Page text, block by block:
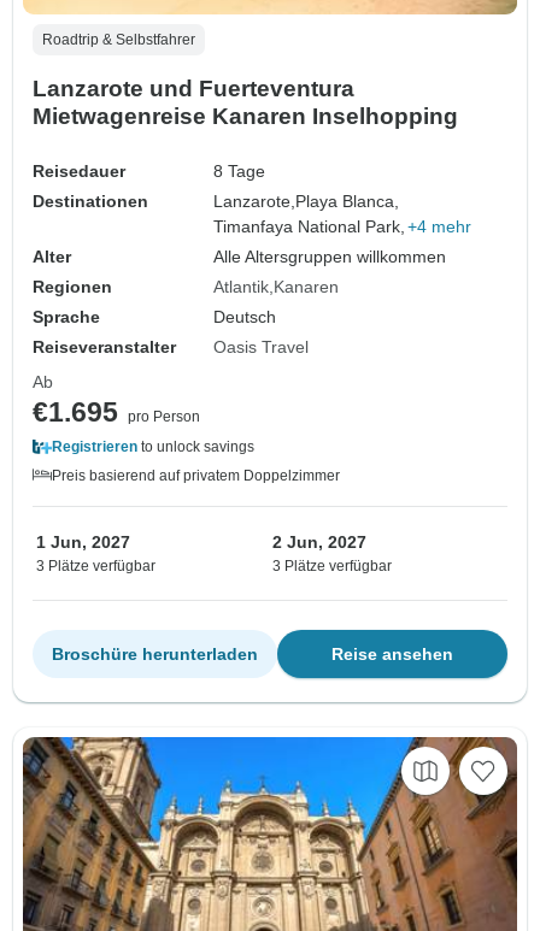
Roadtrip & Selbstfahrer
Lanzarote und Fuerteventura
Mietwagenreise Kanaren Inselhopping
Reisedauer
8 Tage
Destinationen
Lanzarote,Playa Blanca,
Timanfaya National Park, +4 mehr
Alter
Alle Altersgruppen willkommen
Regionen
Atlantik Kanaren
Sprache
Deutsch
Reiseveranstalter
Oasis Travel
Ab
€1.695 pro Person
Registrieren to unlock savings
Preis basierend auf privatem Doppelzimmer
1 Jun, 2027
3 Plätze verfügbar
2 Jun, 2027
3 Plätze verfügbar
Reise ansehen
Broschüre herunterladen